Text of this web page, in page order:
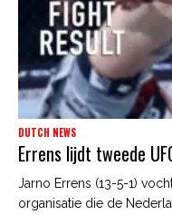
DUTCH NEWS
Errens lijdt tweede
Jarno Errens (13-5-1)
organisatie die de